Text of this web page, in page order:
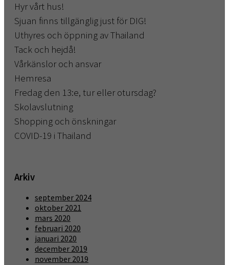
Hyr vårt hus!
Sjuan finns tillgänglig just för DIG!
Uthyres och öppning av Thailand
Tack och hejdå!
Vårkänslor och ansvar
Hemresa
Fredag den 13:e, tur eller otursdag?
Skolavslutning
Shopping och önskningar
COVID-19 i Thailand
Arkiv
september 2024
oktober 2021
mars 2020
februari 2020
januari 2020
december 2019
november 2019